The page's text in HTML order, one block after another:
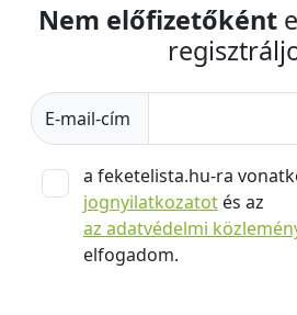
Nem előfizetőként
E-mail-cím
a feketelista.hu-ra
jognyilatkozatot és az
az adatvédelmi
elfogadom.